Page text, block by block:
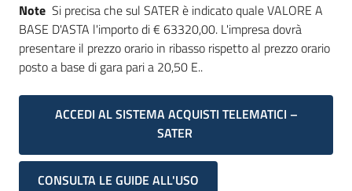
Note Si precisa che sul SATER è indicato quale VALORE A
BASE D'ASTA l'importo di € 63320,00. L'impresa dovrà
presentare il prezzo orario in ribasso rispetto al prezzo orario
posto a base di gara pari a 20,50 E..
ACCEDI AL SISTEMA ACQUISTI TELEMATICI –
SATER
CONSULTA LE GUIDE ALL'USO